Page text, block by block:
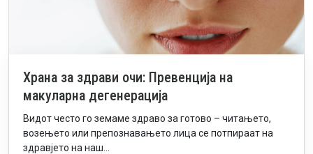
Храна за здрави очи: Превенција на
макуларна дегенерација
Видот често го земаме здраво за готово – читањето,
возењето или препознавањето лица се потпираат на
здравјето на наш...